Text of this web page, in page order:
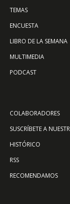
TEMAS
ENCUESTA
LIBRO DE LA SEMANA
MULTIMEDIA
PODCAST
COLABORADORES
SUSCRÍBETE A
HISTÓRICO
RSS
RECOMENDAMOS